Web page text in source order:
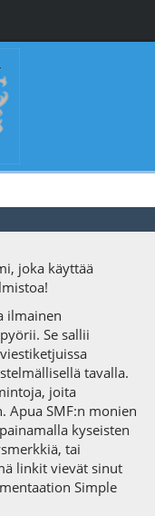
joka käyttää
ilmainen
Se sallii
tavalla.
joita
Apua SMF:n monien
kyseisten
tai
linkit vievät sinut
Simple